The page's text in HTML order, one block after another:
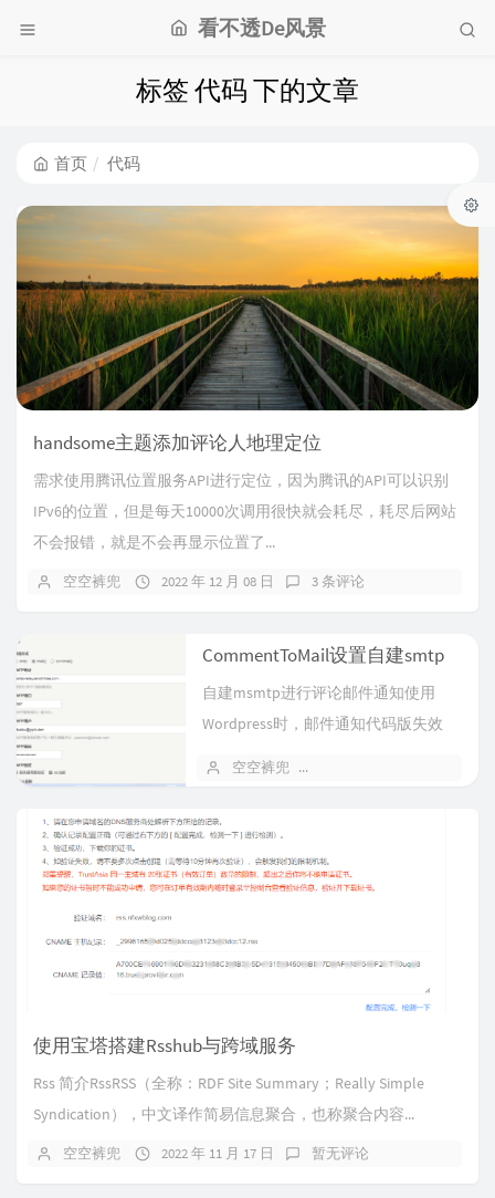
看不透De风景
标签 代码 下的文章
首页 代码
handsome主题添加评论人地理定位
需求使用腾讯位置服务API进行定位，因为腾讯的API可以识别
IPv6的位置，但是每天10000次调用很快就会耗尽，耗尽后网站
不会报错，就是不会再显示位置了...
空空裤兜 2022 年 12 月 08 日 3 条评论
CommentToMail设置自建smtp
自建msmtp进行评论邮件通知使用
Wordpress时，邮件通知代码版失效
空空裤兜
使用宝塔搭建Rsshub与跨域服务
Rss 简介RssRSS（全称：RDF Site Summary；Really Simple
Syndication），中文译作简易信息聚合，也称聚合内容...
空空裤兜 2022 年 11 月 17 日 暂无评论